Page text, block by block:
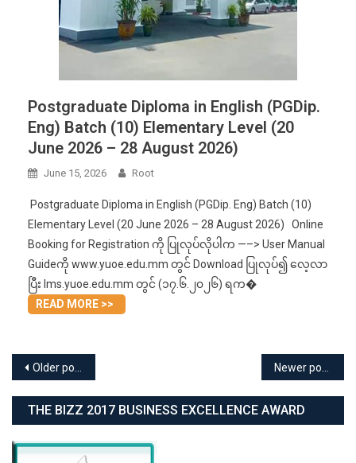
Postgraduate Diploma in English (PGDip.
Eng) Batch (10) Elementary Level (20
June 2026 – 28 August 2026)
June 15, 2026 Root
Postgraduate Diploma in English (PGDip. Eng) Batch (10)
Elementary Level (20 June 2026 – 28 August 2026) Online
Booking for Registration ကို ပြုလုပ်လိုပါက —–> User Manual
Guideကို www.yuoe.edu.mm တွင် Download ပြုလုပ်၍ လေ့လာ
ပြီး lms.yuoe.edu.mm တွင် (၁၇.၆.၂၀၂၆) ရက�
READ MORE >>
Posts
navigation
Older posts
THE BIZZ 2017 BUSINESS EXCELLENCE AWARD